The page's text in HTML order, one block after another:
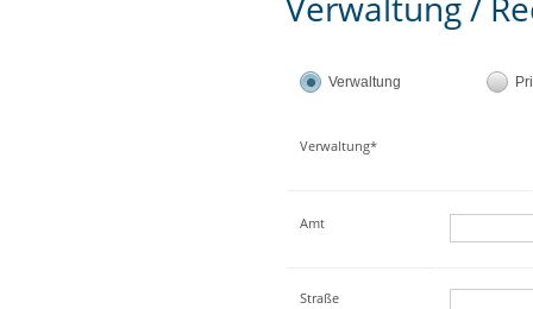
Verwaltung
Verwaltung*
Amt
Straße